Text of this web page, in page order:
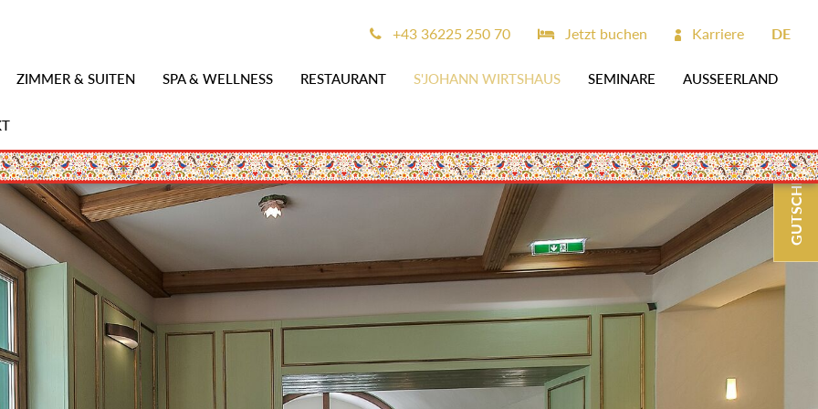
ZIMMER & SUITEN SPA & WELLNESS RESTAURANT S'JOHANN WIRTSHAUS SEMINARE AUSSEERLAND
+43 36225 250 70 Jetzt buchen Karriere DE
GUTSCHEINE